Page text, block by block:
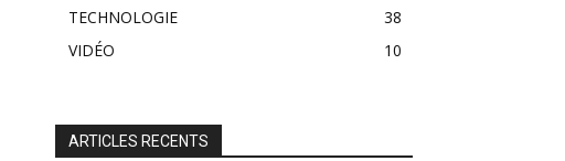
TECHNOLOGIE
38
VIDÉO
10
ARTICLES RECENTS